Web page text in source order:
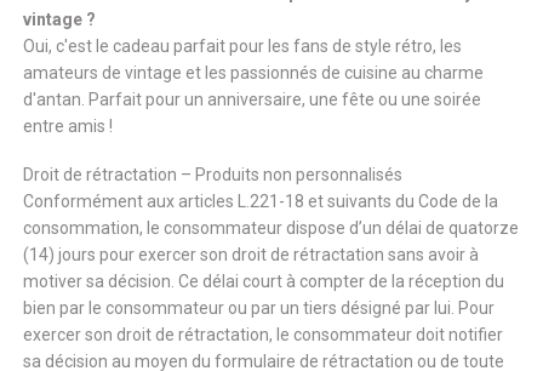
vintage ?
Oui, c'est le cadeau parfait pour les fans de style rétro, les
amateurs de vintage et les passionnés de cuisine au charme
d'antan. Parfait pour un anniversaire, une fête ou une soirée
entre amis !
Droit de rétractation – Produits non personnalisés
Conformément aux articles L.221-18 et suivants du Code de la
consommation, le consommateur dispose d’un délai de quatorze
(14) jours pour exercer son droit de rétractation sans avoir à
motiver sa décision. Ce délai court à compter de la réception du
bien par le consommateur ou par un tiers désigné par lui. Pour
exercer son droit de rétractation, le consommateur doit notifier
sa décision au moyen du formulaire de rétractation ou de toute